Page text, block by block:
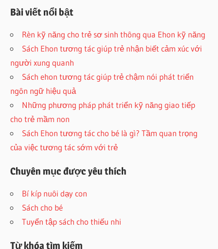
Bài viết nổi bật
Rèn kỹ năng cho trẻ sơ sinh thông qua Ehon kỹ năng
Sách Ehon tương tác giúp trẻ nhận biết cảm xúc với
người xung quanh
Sách ehon tương tác giúp trẻ chậm nói phát triển
ngôn ngữ hiệu quả
Những phương pháp phát triển kỹ năng giao tiếp
cho trẻ mầm non
Sách Ehon tương tác cho bé là gì? Tầm quan trọng
của việc tương tác sớm với trẻ
Chuyên mục được yêu thích
Bí kíp nuôi dạy con
Sách cho bé
Tuyển tập sách cho thiếu nhi
Từ khóa tìm kiếm